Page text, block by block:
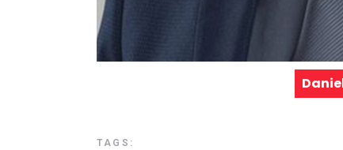
TAGS: